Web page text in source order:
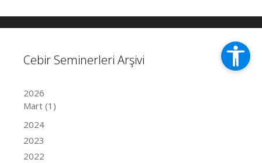
Cebir Seminerleri Arşivi
2026
Mart (1)
2024
2023
2022